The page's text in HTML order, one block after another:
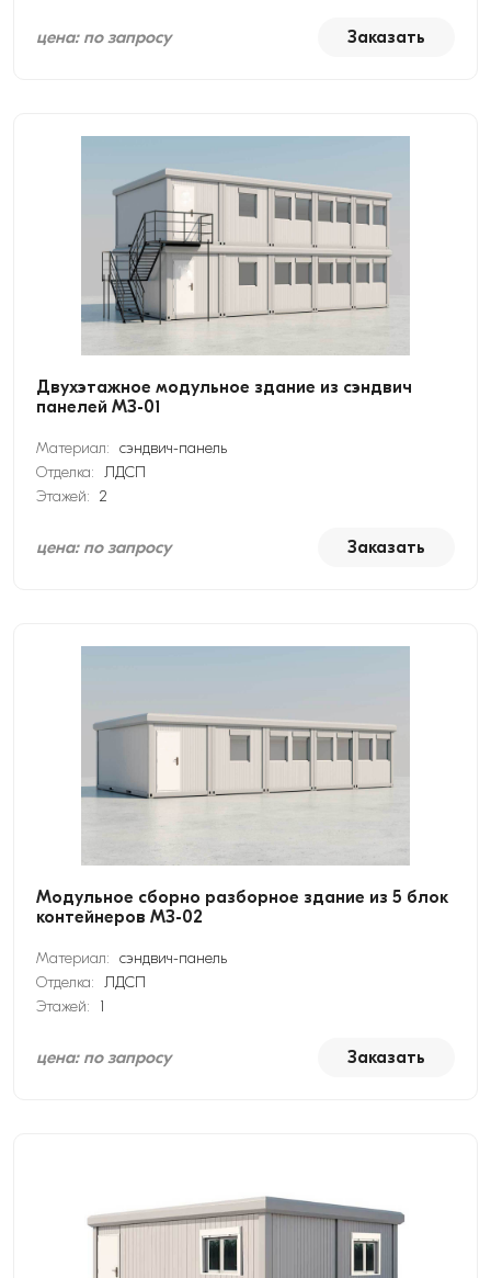
цена: по запросу Заказать
Двухэтажное модульное здание из сэндвич
панелей МЗ-01
Материал: сэндвич-панель
Отделка: ЛДСП
Этажей: 2
цена: по запросу Заказать
Модульное сборно разборное здание из 5 блок
контейнеров МЗ-02
Материал: сэндвич-панель
Отделка: ЛДСП
Этажей:
1
цена: по запросу Заказать